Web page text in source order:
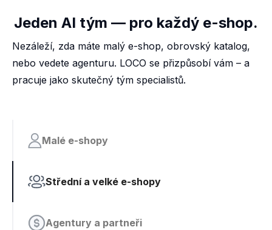
Jeden AI tým — pro každý e-shop.
Nezáleží, zda máte malý e-shop, obrovský katalog,
nebo vedete agenturu. LOCO se přizpůsobí vám – a
pracuje jako skutečný tým specialistů.
Malé e-shopy
Střední a velké e-shopy
Agentury a partneři